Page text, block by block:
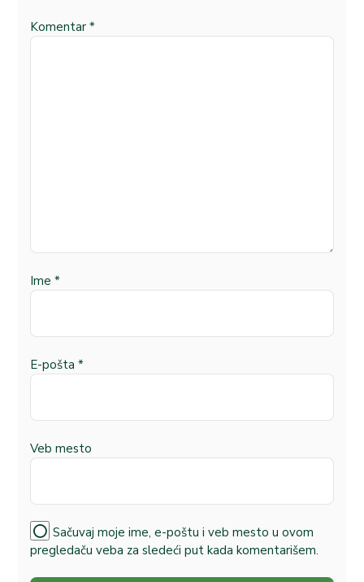
Komentar *
Ime *
E-pošta *
Veb mesto
Sačuvaj moje ime, e-poštu i veb mesto u ovom
pregledaču veba za sledeći put kada komentarišem.